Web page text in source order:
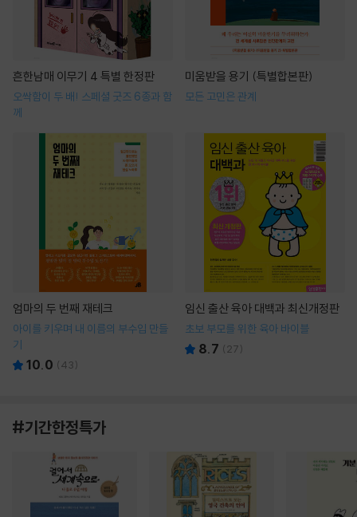
흔한남매 이무기 4 특별 한정판
오싹함이 두 배! 스페셜 굿즈 6종과 함
께
미움받을 용기 (특별합본판)
모든 고민은 관계
엄마의 두 번째 재테크
아이를 키우며 내 이름의 부수입 만들
기
10.0 (43)
임신 출산 육아 대백과 최신개정판
초보 부모를 위한 육아 바이블
8.7 ( 27)
#기간한정특가